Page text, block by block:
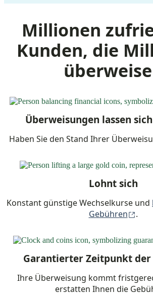
Millionen
Kunden, die
Überweisungen lassen
Haben Sie den Stand Ihrer
Lohnt sich
Konstant günstige Wechselkurse und
Gebühren
.
Garantierter Zeitpunkt der
Ihre Überweisung kommt
erstatten Ihnen die